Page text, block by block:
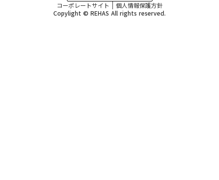
コーポレートサイト
個人情報保護方針
Copylight © REHAS All rights reserved.